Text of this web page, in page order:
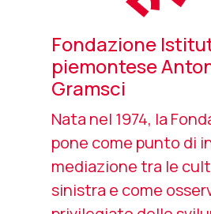
Fondazione
piemontese
Gramsci
Nata nel 1974, la
pone come punto di
mediazione tra le
sinistra e come